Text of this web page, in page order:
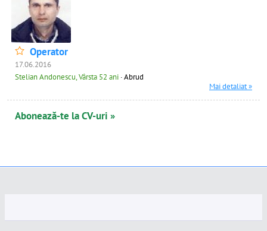
Operator
17.06.2016
Stelian Andonescu, Vârsta 52 ani · Abrud
Mai detaliat »
Abonează-te la CV-uri »